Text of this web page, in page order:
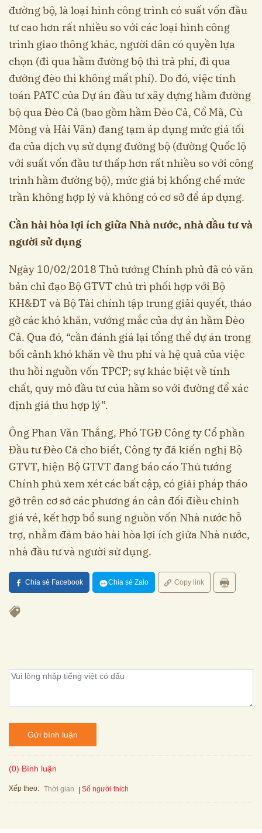
đường bộ, là loại hình công trình có suất vốn đầu
tư cao hơn rất nhiều so với các loại hình công
trình giao thông khác, người dân có quyền lựa
chọn (đi qua hầm đường bộ thì trả phí, đi qua
đường đèo thì không mất phí). Do đó, việc tính
toán PATC của Dự án đầu tư xây dựng hầm đường
bộ qua Đèo Cả (bao gồm hầm Đèo Cả, Cổ Mã, Cù
Mông và Hải Vân) đang tạm áp dụng mức giá tối
đa của dịch vụ sử dụng đường bộ (đường Quốc lộ
với suất vốn đầu tư thấp hơn rất nhiều so với công
trình hầm đường bộ), mức giá bị khống chế mức
trần không hợp lý và không có cơ sở để áp dụng.
Cần hài hòa lợi ích giữa Nhà nước, nhà đầu tư và
người sử dụng
Ngày 10/02/2018 Thủ tướng Chính phủ đã có văn
bản chỉ đạo Bộ GTVT chủ trì phối hợp với Bộ
KH&ĐT và Bộ Tài chính tập trung giải quyết, tháo
gỡ các khó khăn, vướng mắc của dự án hầm Đèo
Cả. Qua đó, “cần đánh giá lại tổng thể dự án trong
bối cảnh khó khăn về thu phí và hệ quả của việc
thu hồi nguồn vốn TPCP; sự khác biệt về tính
chất, quy mô đầu tư cúa hầm so với đường để xác
định giá thu hợp lý”.
Ông Phan Văn Thắng, Phó TGĐ Công ty Cổ phần
Đầu tư Đèo Cả cho biết, Công ty đã kiến nghị Bộ
GTVT, hiện Bộ GTVT đang báo cáo Thủ tướng
Chính phủ xem xét các bất cập, có giải pháp tháo
gỡ trên cơ sở các phương án cân đối điều chỉnh
giá vé, kết hợp bổ sung nguồn vốn Nhà nước hỗ
trợ, nhằm đảm bảo hài hòa lợi ích giữa Nhà nước,
nhà đầu tư và người sử dụng.
Chia sẻ Facebook Chia sẻ Zalo Copy link
Gửi bình luận
(0) Bình luận
Xếp theo: Thời gian Số người thích